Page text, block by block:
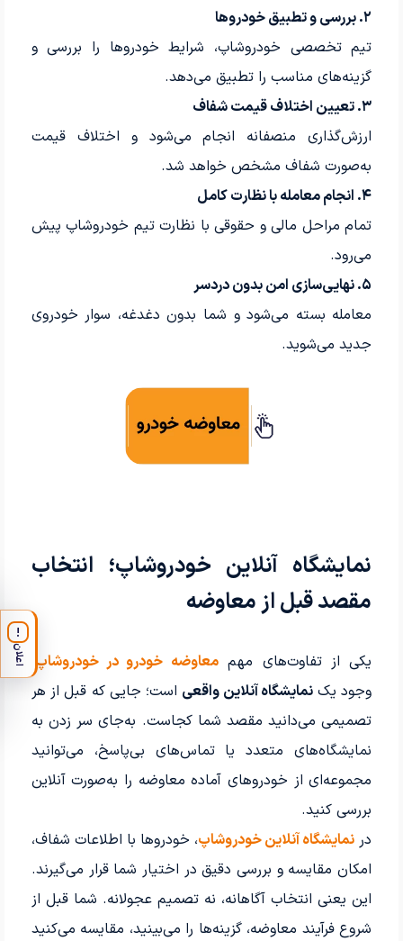
۲. بررسی و تطبیق خودروها
تیم تخصصی خودروشاپ، شرایط خودروها را بررسی و
گزینه‌های مناسب را تطبیق می‌دهد.
۳. تعیین اختلاف قیمت شفاف
ارزش‌گذاری منصفانه انجام می‌شود و اختلاف قیمت
به‌صورت شفاف مشخص خواهد شد.
۴. انجام معامله با نظارت کامل
تمام مراحل مالی و حقوقی با نظارت تیم خودروشاپ پیش
می‌رود.
۵. نهایی‌سازی امن بدون دردسر
معامله بسته می‌شود و شما بدون دغدغه، سوار خودروی
جدید می‌شوید.
نمایشگاه آنلاین خودروشاپ؛ انتخاب
مقصد قبل از معاوضه
یکی از تفاوت‌های مهممعاوضه خودرو در خودروشاپ
وجود یکنمایشگاه آنلاین واقعی است؛ جایی که قبل از هر
تصمیمی می‌دانید مقصد شما کجاست. به‌جای سر زدن به
نمایشگاه‌های متعدد یا تماس‌های بی‌پاسخ، می‌توانید
مجموعه‌ای از خودروهای آماده معاوضه را به‌صورت آنلاین
بررسی کنید.
در نمایشگاه آنلاین خودروشاپ، خودروها با اطلاعات شفاف،
امکان مقایسه و بررسی دقیق در اختیار شما قرار می‌گیرند.
این یعنی انتخاب آگاهانه، نه تصمیم عجولانه. شما قبل از
شروع فرآیند معاوضه، گزینه‌ها را می‌بینید، مقایسه می‌کنید
!
اعلان